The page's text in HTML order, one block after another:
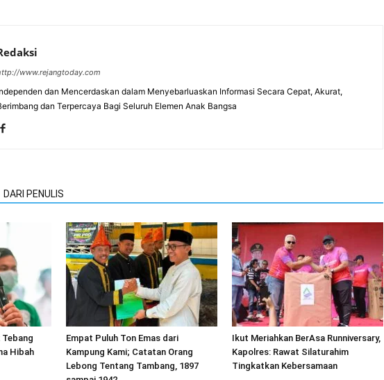
www.rejangtoday.com
dan Mencerdaskan dalam Menyebarluaskan Informasi Secara Cepat, Akurat,
dan Terpercaya Bagi Seluruh Elemen Anak Bangsa
DARI PENULIS
Tebang
Hibah
Empat Puluh Ton Emas dari
Kampung Kami; Catatan Orang
Lebong Tentang Tambang, 1897
Ikut Meriahkan BerAsa Runniversary,
Kapolres: Rawat Silaturahim
Tingkatkan Kebersamaan